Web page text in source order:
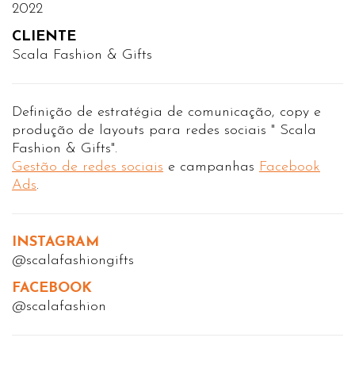
2022
CLIENTE
Scala Fashion & Gifts
Definição de estratégia de comunicação, copy e
produção de layouts para redes sociais " Scala
Fashion & Gifts".
Gestão de redes sociais e campanhas Facebook
Ads.
INSTAGRAM
@scalafashiongifts
FACEBOOK
@scalafashion